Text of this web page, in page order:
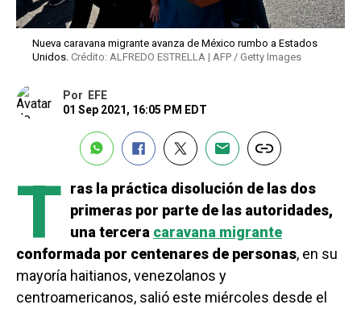
Nueva caravana migrante avanza de México rumbo a Estados
Unidos. Crédito: ALFREDO ESTRELLA | AFP / Getty Images
Por
EFE
01 Sep 2021, 16:05 PM EDT
T ras la práctica disolución de las dos
primeras por parte de las autoridades,
una tercera caravana migrante
conformada por centenares de personas, en su
mayoría haitianos, venezolanos y
centroamericanos, salió este miércoles desde el